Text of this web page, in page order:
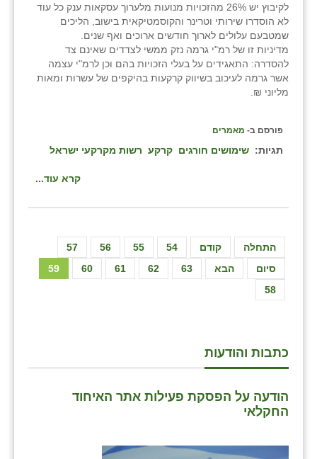
לקיבוץ יש 26% מהזכויות מנועות מלערוך עסקאות ענק כל עוד
לא הוסדרו שירותי וטרינר והקוסמטיקאית בישוב, הליכים
שמטבעם עלולים לארוך חודשים ארוכים ואף שנים.
מדיניות זו של רמ"י גרמה נזק ממשי לצדדים שאינם צד
להסדרה: התאגידים על בעלי הזכויות בהם וכן לרמ"י עצמה
אשר גרמה לעיכוב בשיווק קרקעות בהיקפים של עשרות ומאות
מליוני ₪.
פורסם ב- מאמרים
תגיות: שימושים חורגים קרקע רשות מקרקעי ישראל
קרא עוד...
התחלה קודם 54
55
56
57
58
59 60 61 62 63 הבא סיום
כתבות והודעות
הודעה על הפסקת פעילות אתר האיחוד
החקלאי